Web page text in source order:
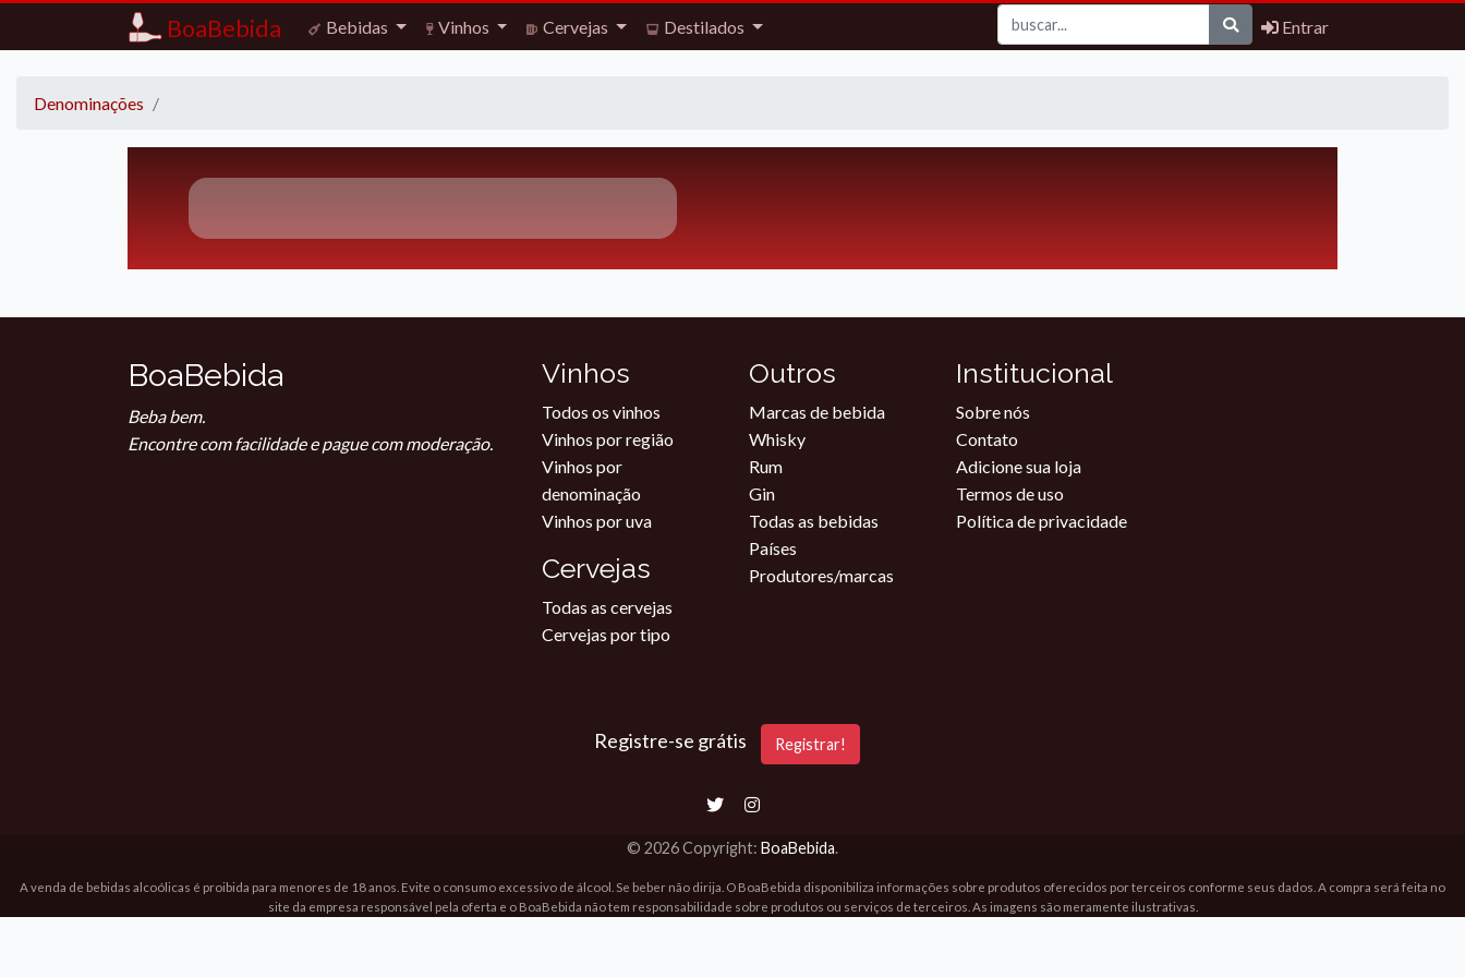
BoaBebida Bebidas Vinhos Cervejas Destilados Entrar
Denominações
BoaBebida
Beba bem.
Encontre com facilidade e pague com moderação.
Vinhos
Todos os vinhos
Vinhos por região
Vinhos por
denominação
Vinhos por uva
Cervejas
Todas as cervejas
Cervejas por tipo
Outros
Marcas de bebida
Whisky
Rum
Gin
Todas as bebidas
Países
Produtores/marcas
Institucional
Sobre nós
Contato
Adicione sua loja
Termos de uso
Política de privacidade
Registre-se grátis Registrar!
© 2026 Copyright: BoaBebida.
A venda de bebidas alcoólicas é proibida para menores de 18 anos. Evite o consumo excessivo de álcool. Se beber não dirija. O BoaBebida disponibiliza informações sobre produtos oferecidos por terceiros conforme seus dados. A compra será feita no
site da empresa responsável pela oferta e o BoaBebida não tem responsabilidade sobre produtos ou serviços de terceiros. As imagens são meramente ilustrativas.